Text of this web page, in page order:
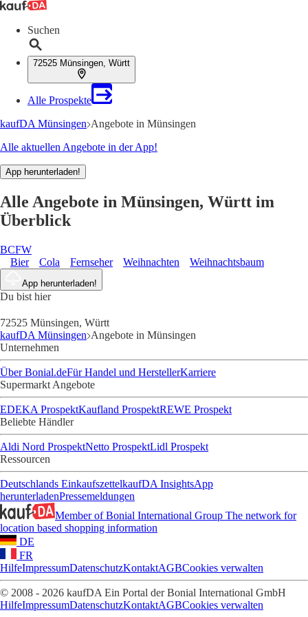
Suchen
72525 Münsingen, Württ
Alle Prospekte
kaufDA Münsingen Angebote in Münsingen
Alle aktuellen Angebote in der App!
App herunterladen!
Alle Angebote in Münsingen, Württ im
Überblick
BCFW
Bier
Cola Fernseher Weihnachten Weihnachtsbaum
App herunterladen!
Du bist hier
72525 Münsingen, Württ
kaufDA Münsingen Angebote in Münsingen
Unternehmen
Über Bonial.deFür Handel und HerstellerKarriere
Supermarkt Angebote
EDEKA ProspektKaufland ProspektREWE Prospekt
Beliebte Händler
Aldi Nord ProspektNetto ProspektLidl Prospekt
Ressourcen
Deutschlands EinkaufszettelkaufDA InsightsApp
herunterladenPressemeldungen
Member of Bonial International Group The network for
location based shopping information
DE
FR
HilfeImpressumDatenschutzKontaktAGBCookies verwalten
© 2008 - 2026 kaufDA Ein Portal der Bonial International GmbH
HilfeImpressumDatenschutzKontaktAGBCookies verwalten